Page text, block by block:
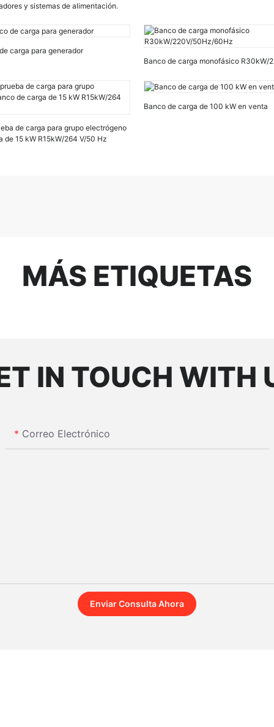
y sistemas de alimentación.
carga para generador
Banco de carga monofásico R30kW/
de carga para grupo electrógeno
de 15 kW R15kW/264 V/50 Hz
Banco de carga de 100 kW en venta
MÁS ETIQUETAS
IN TOUCH WITH
Correo Electrónico
Enviar Consulta Ahora